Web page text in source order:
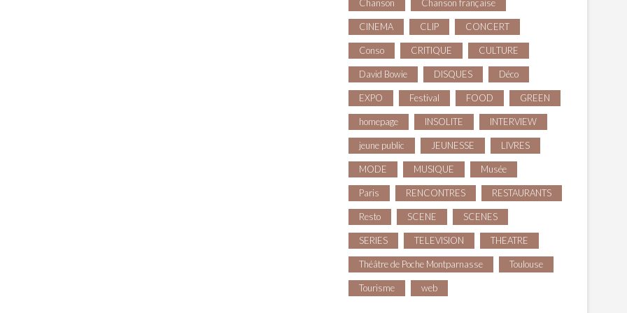
Chanson Chanson française
CINEMA CLIP CONCERT
Conso CRITIQUE CULTURE
David Bowie DISQUES Déco
EXPO Festival FOOD GREEN
homepage INSOLITE INTERVIEW
jeune public JEUNESSE LIVRES
MODE MUSIQUE Musée
Paris RENCONTRES RESTAURANTS
Resto SCENE SCENES
SERIES TELEVISION THEATRE
Théâtre de Poche Montparnasse Toulouse
Tourisme web